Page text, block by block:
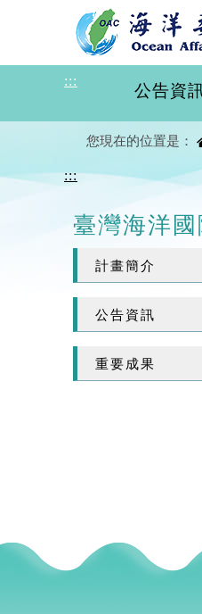
進入內容區塊
:::
公告資
您現在的位置是：
:::
臺灣海洋國
中央內容區塊
計畫簡介
公告資訊
重要成果